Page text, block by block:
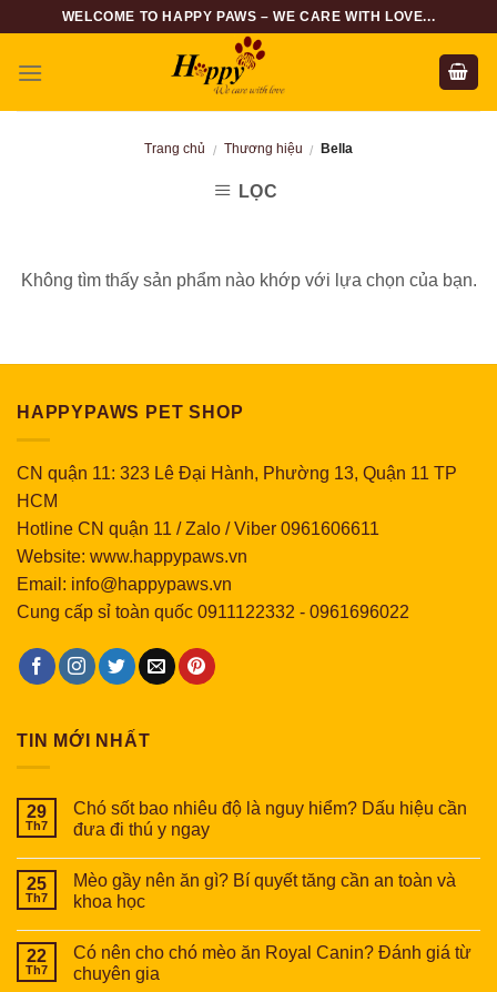
content
WELCOME TO HAPPY PAWS – WE CARE WITH LOVE...
Trang chủ / Thương hiệu / Bella
LỌC
Không tìm thấy sản phẩm nào khớp với lựa chọn của bạn.
HAPPYPAWS PET SHOP
CN quận 11: 323 Lê Đại Hành, Phường 13, Quận 11 TP
HCM
Hotline CN quận 11 / Zalo / Viber 0961606611
Website: www.happypaws.vn
Email: info@happypaws.vn
Cung cấp sỉ toàn quốc 0911122332 - 0961696022
TIN MỚI NHẤT
29
Th7
Chó sốt bao nhiêu độ là nguy hiểm? Dấu hiệu cần
đưa đi thú y ngay
25
Th7
Mèo gầy nên ăn gì? Bí quyết tăng cần an toàn và
khoa học
22
Th7
Có nên cho chó mèo ăn Royal Canin? Đánh giá từ
chuyên gia